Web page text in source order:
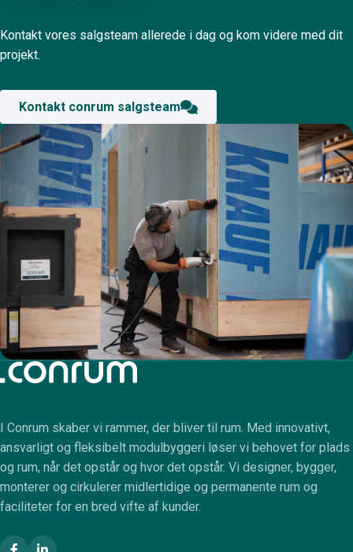
Kontakt vores salgsteam allerede i dag og kom videre med dit
projekt.
Kontakt conrum salgsteam
I Conrum skaber vi rammer, der bliver til rum. Med innovativt,
ansvarligt og fleksibelt modulbyggeri løser vi behovet for plads
og rum, når det opstår og hvor det opstår. Vi designer, bygger,
monterer og cirkulerer midlertidige og permanente rum og
faciliteter for en bred vifte af kunder.